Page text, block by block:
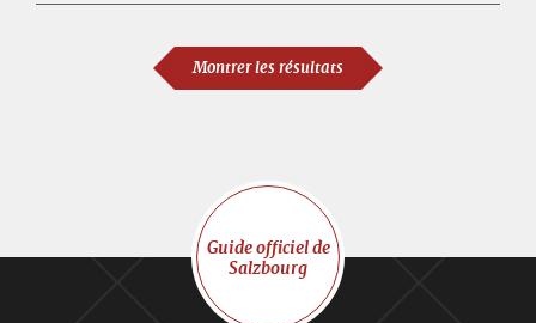
Montrer les résultats
Guide officiel de
Salzbourg